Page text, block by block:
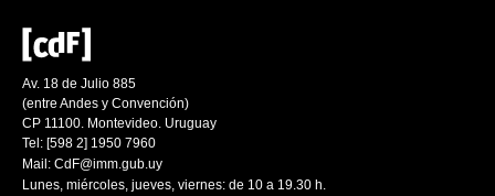
Av. 18 de Julio 885
(entre Andes y Convención)
CP 11100. Montevideo. Uruguay
Tel: [598 2] 1950 7960
Mail: CdF@imm.gub.uy
Lunes, miércoles, jueves, viernes: de 10 a 19.30 h.